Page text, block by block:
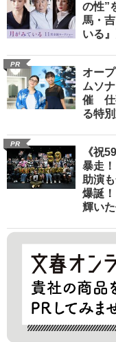
の性”
馬・
いる』
PR
オー
ムソ
催 仕
る特
PR
《祝
暴走
助演
爆誕
輝い